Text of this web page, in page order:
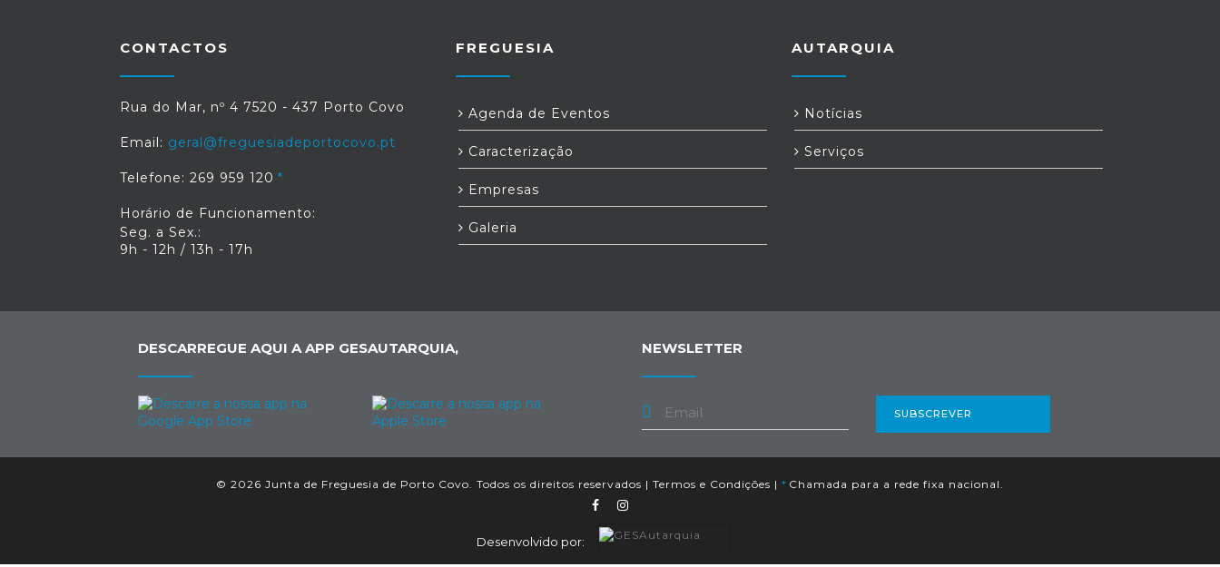
CONTACTOS
Rua do Mar, nº 4 7520 - 437 Porto Covo
Email: geral@freguesiadeportocovo.pt
Telefone: 269 959 120
Horário de Funcionamento:
Seg. a Sex.:
9h - 12h / 13h - 17h
FREGUESIA
Agenda de Eventos
Caracterização
Empresas
Galeria
AUTARQUIA
Notícias
Serviços
DESCARREGUE AQUI A APP GESAUTARQUIA, NEWSLETTER
SUBSCREVER
© 2026 Junta de Freguesia de Porto Covo. Todos os direitos reservados | Termos e Condições | * Chamada para a rede fixa nacional.
Desenvolvido por: